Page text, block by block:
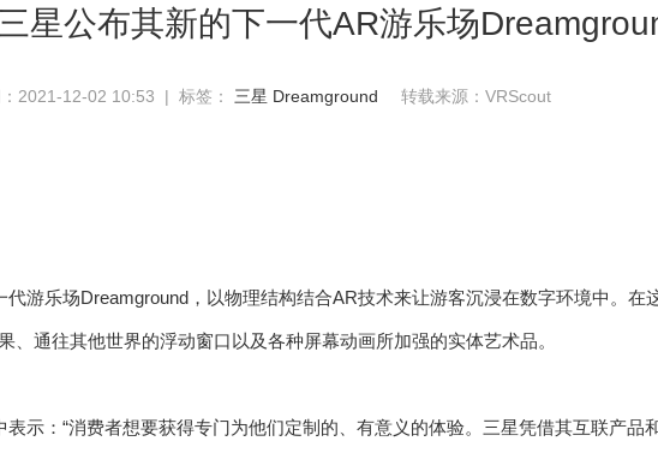
三星公布其新的下一代AR游乐场
2021-12-02 10:53 | 标签： 三星 Dreamground 转载来源：VRScout
代游乐场Dreamground，以物理结构结合AR技术来让游客沉浸在数字环境中。在
、通往其他世界的浮动窗口以及各种屏幕动画所加强的实体艺术品。
表示：“消费者想要获得专门为他们定制的、有意义的体验。三星凭借其互联产品